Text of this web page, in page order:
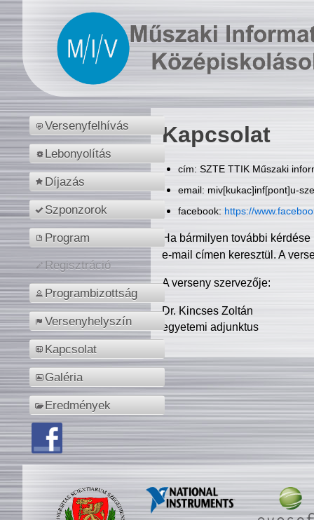
Versenyfelhívás
Lebonyolítás
Díjazás
Szponzorok
Program
Regisztráció
Programbizottság
Versenyhelyszín
Kapcsolat
Galéria
Eredmények
Kapcsolat
cím: SZTE TTIK Műszaki
email: miv[kukac]inf[pont]u-
facebook: https://
Ha bármilyen további
e-mail címen keresztül. A
A verseny szervezője:
Dr. Kincses Zoltán
egyetemi adjunktus